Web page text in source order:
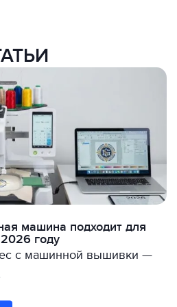
машина подходит для
году
с машинной вышивки —